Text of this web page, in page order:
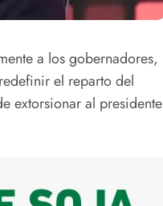
a los gobernadores,
el reparto del
extorsionar al presidente